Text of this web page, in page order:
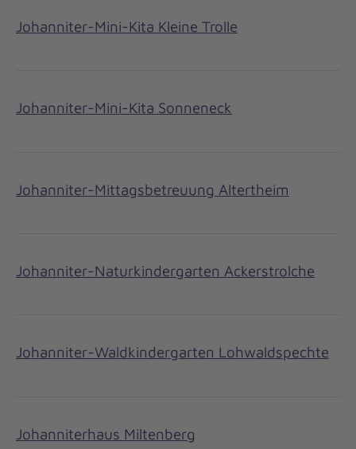
Johanniter-Mini-Kita Kleine Trolle
Johanniter-Mini-Kita Sonneneck
Johanniter-Mittagsbetreuung Altertheim
Johanniter-Naturkindergarten Ackerstrolche
Johanniter-Waldkindergarten Lohwaldspechte
Johanniterhaus Miltenberg